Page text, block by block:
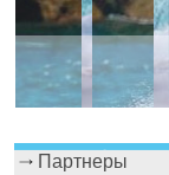
Партнеры